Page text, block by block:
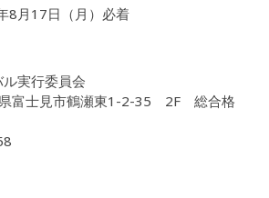
8月17日（月）必着
実行委員会
富士見市鶴瀬東1-2-35 2F 総合格